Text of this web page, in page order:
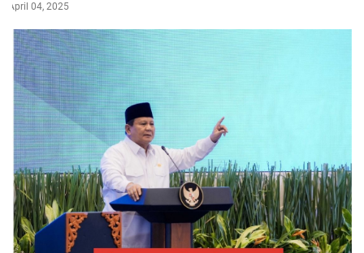
April 04, 2025